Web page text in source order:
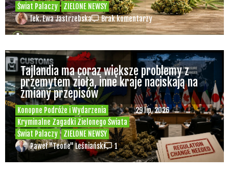
Świat Palaczy
ZIELONE NEWSY
lek. Ewa Jastrzebska Brak komentarzy
Konopne Podróże i Wydarzenia
Kryminalne Zagadki Zielonego Świata
Świat Palaczy
ZIELONE NEWSY
29 lip, 2026
Tajlandia ma coraz większe problemy z
przemytem zioła, inne kraje naciskają na
zmiany przepisów
Paweł "Teone" Leśniański 1